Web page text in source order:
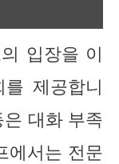
입장을 이
제공합니
대화 부족
에서는 전문